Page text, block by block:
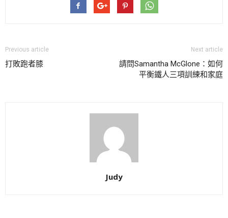
Previous article
打敗跑者膝
Next article
請問Samantha McGlone：如何
平衡鐵人三項訓練和家庭
Judy